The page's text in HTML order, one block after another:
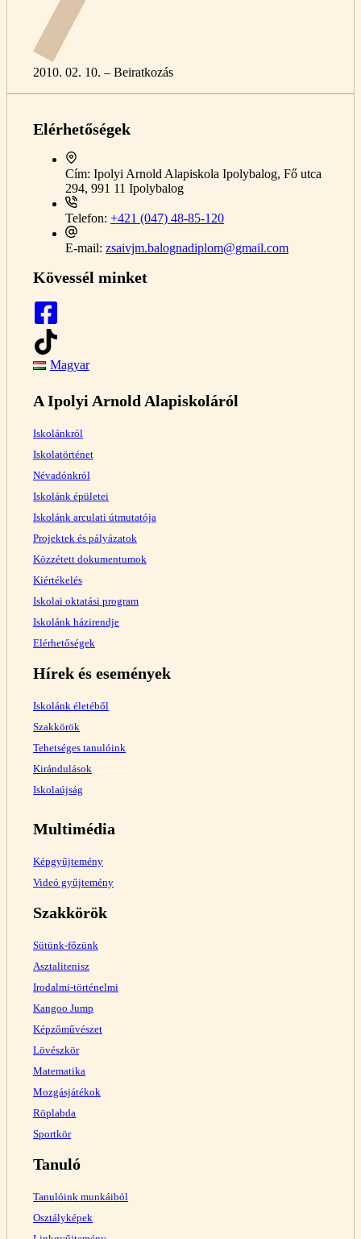
2010. 02. 10. – Beiratkozás
Elérhetőségek
Cím: Ipolyi Arnold Alapiskola Ipolybalog, Fő utca
294, 991 11 Ipolybalog
Telefon: +421 (047) 48-85-120
E-mail: zsaivjm.balognadiplom@gmail.com
Kövessél minket
Magyar
A Ipolyi Arnold Alapiskoláról
Iskolánkról
Iskolatörténet
Névadónkról
Iskolánk épületei
Iskolánk arculati útmutatója
Projektek és pályázatok
Közzétett dokumentumok
Kiértékelés
Iskolai oktatási program
Iskolánk házirendje
Elérhetőségek
Hírek és események
Iskolánk életéből
Szakkörök
Tehetséges tanulóink
Kirándulások
Iskolaújság
Multimédia
Képgyűjtemény
Videó gyűjtemény
Szakkörök
Sütünk-főzünk
Asztalitenisz
Irodalmi-történelmi
Kangoo Jump
Képzőművészet
Lövészkör
Matematika
Mozgásjátékok
Röplabda
Sportkör
Tanuló
Tanulóink munkáiból
Osztályképek